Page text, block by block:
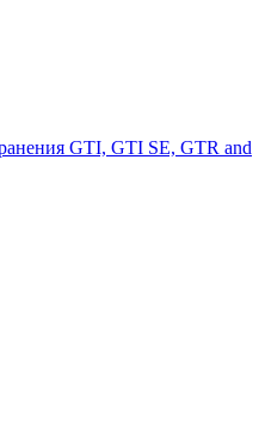
GTI, GTI SE, GTR and